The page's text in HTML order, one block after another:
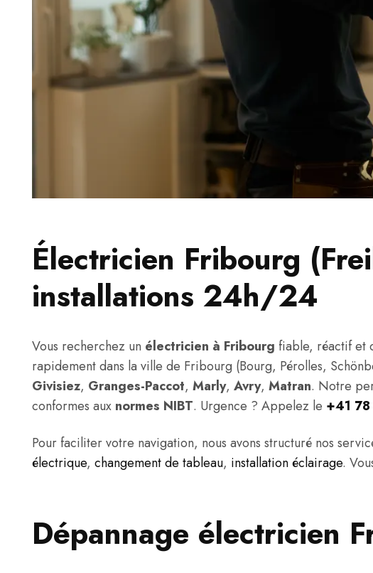
Électricien Fribourg
installations 24h/24
Vous recherchez un électricien à Fribourg fiable, réactif et
rapidement dans la ville de Fribourg (Bourg, Pérolles,
Givisiez, Granges-Paccot, Marly, Avry, Matran. Notre
conformes aux normes NIBT. Urgence ? Appelez le +41
Pour faciliter votre navigation, nous avons structuré nos
électrique, changement de tableau, installation éclairage.
Dépannage électricien